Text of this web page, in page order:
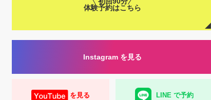
体験予約はこちら
Instagram を見る
を見る LINE で予約